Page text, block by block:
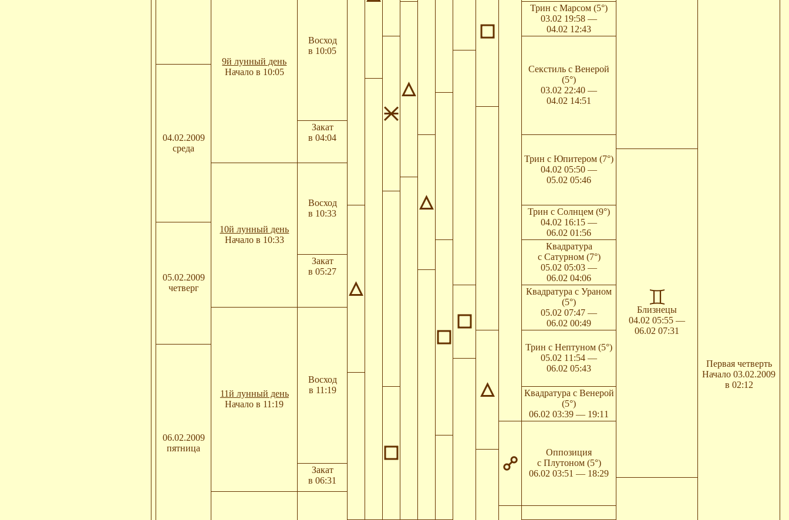
Первая четверть
Начало 03.02.2009
в 02:12
9й лунный день
Начало в 10:05
Восход
в 10:05
Трин с Марсом (5°)
03.02 19:58 —
04.02 12:43
Секстиль с Венерой
(5°)
03.02 22:40 —
04.02 14:51
04.02.2009
среда
Закат
в 04:04
Трин с Юпитером (7°)
04.02 05:50 —
05.02 05:46
Близнецы
04.02 05:55 —
06.02 07:31
10й лунный день
Начало в 10:33
Восход
в 10:33
Трин с Солнцем (9°)
04.02 16:15 —
06.02 01:56
05.02.2009
четверг
Квадратура
с Сатурном (7°)
05.02 05:03 —
06.02 04:06
Закат
в 05:27
Квадратура с Ураном
(5°)
05.02 07:47 —
06.02 00:49
11й лунный день
Начало в 11:19
Восход
в 11:19
Трин с Нептуном (5°)
05.02 11:54 —
06.02 05:43
06.02.2009
пятница
Квадратура с Венерой
(5°)
06.02 03:39 — 19:11
Оппозиция
с Плутоном (5°)
06.02 03:51 — 18:29
Закат
в 06:31